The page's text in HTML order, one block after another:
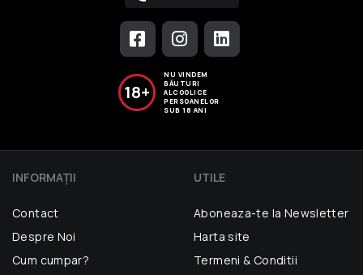
18+
NU VINDEM
BĂUTURI
ALCOOLICE
PERSOANELOR
SUB 18 ANI
INFORMAŢII
Contact
Despre Noi
Cum cumpar?
UTILE
Aboneaza-te la Newsletter
Harta site
Termeni & Conditii